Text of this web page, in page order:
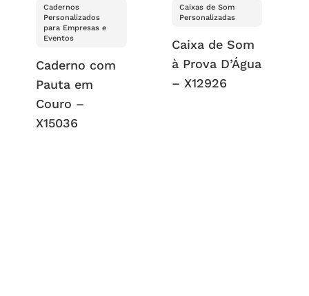
Cadernos
Personalizados
para Empresas e
Eventos
Caderno com
Pauta em
Couro –
X15036
Caixas de Som
Personalizadas
Caixa de Som
à Prova D’Água
– X12926